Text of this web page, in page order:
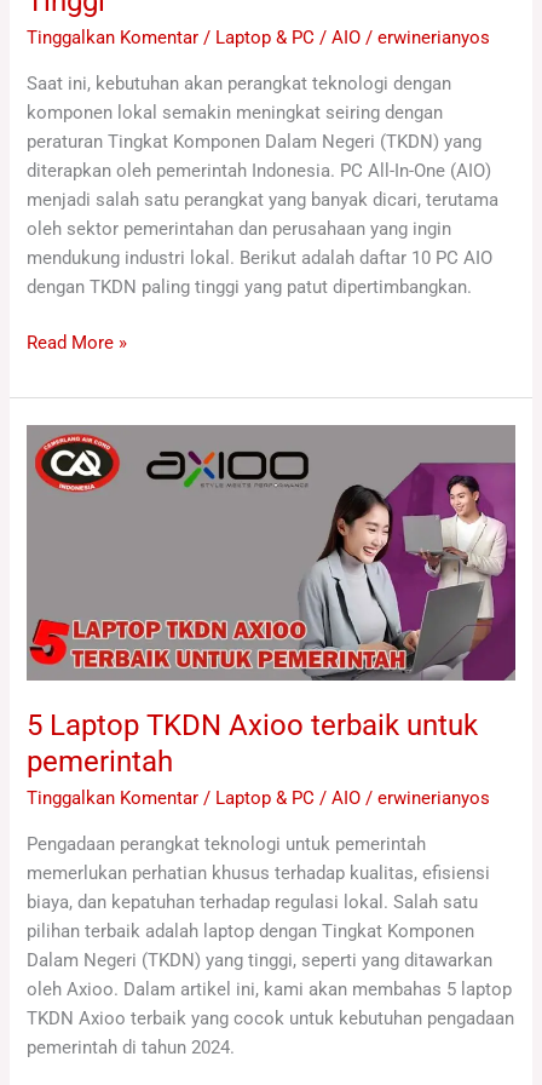
Tinggalkan Komentar / Laptop & PC / AIO /erwinerianyos
Saat ini, kebutuhan akan perangkat teknologi dengan
komponen lokal semakin meningkat seiring dengan
peraturan Tingkat Komponen Dalam Negeri (TKDN) yang
diterapkan oleh pemerintah Indonesia. PC All-In-One (AIO)
menjadi salah satu perangkat yang banyak dicari, terutama
oleh sektor pemerintahan dan perusahaan yang ingin
mendukung industri lokal. Berikut adalah daftar 10 PC AIO
dengan TKDN paling tinggi yang patut dipertimbangkan.
Read More »
5 Laptop TKDN Axioo terbaik untuk
pemerintah
Tinggalkan Komentar / Laptop & PC / AIO /erwinerianyos
Pengadaan perangkat teknologi untuk pemerintah
memerlukan perhatian khusus terhadap kualitas, efisiensi
biaya, dan kepatuhan terhadap regulasi lokal. Salah satu
pilihan terbaik adalah laptop dengan Tingkat Komponen
Dalam Negeri (TKDN) yang tinggi, seperti yang ditawarkan
oleh Axioo. Dalam artikel ini, kami akan membahas 5 laptop
TKDN Axioo terbaik yang cocok untuk kebutuhan pengadaan
pemerintah di tahun 2024.
Laptop
TKDN